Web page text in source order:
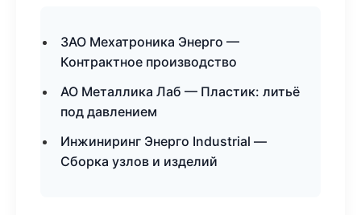
ЗАО Мехатроника Энерго —
Контрактное производство
АО Металлика Лаб — Пластик: литьё
под давлением
Инжиниринг Энерго Industrial —
Сборка узлов и изделий